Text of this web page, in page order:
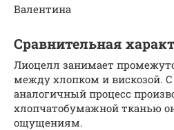
Валентина
Сравнительная
Лиоцелл занимает
между хлопком и вискозой. С
аналогичный процесс
хлопчатобумажной тканью
ощущениям.